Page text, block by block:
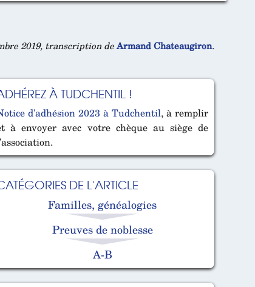
2019, transcription deArmand Chateaugiron.
À TUDCHENTIL !
d'adhésion 2023 à Tudchentil, à remplir
à envoyer avec votre chèque au siège de
DE L'ARTICLE
Familles, généalogies
Preuves de noblesse
A-B